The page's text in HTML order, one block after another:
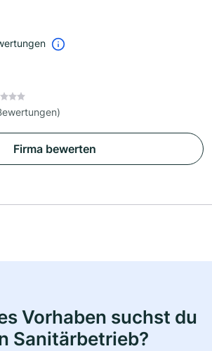
Firma bewerten
Vorhaben suchst du
Sanitärbetrieb?